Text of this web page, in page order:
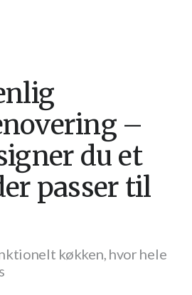
–
du et
passer til
køkken, hvor hele